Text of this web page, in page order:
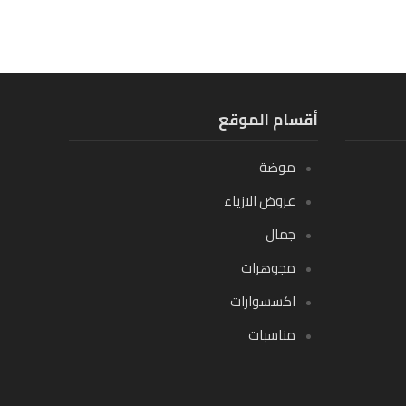
أقسام الموقع
موضة
عروض الازياء
جمال
مجوهرات
اكسسوارات
مناسبات